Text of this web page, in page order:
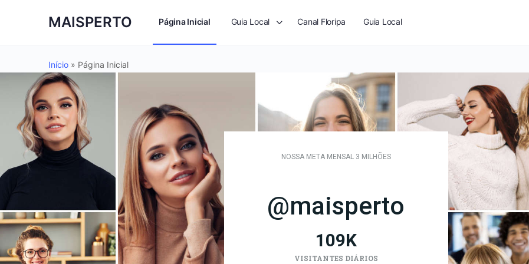
MAISPERTO Página Inicial Guia Local Canal Floripa Guia Local
Início » Página Inicial
NOSSA META MENSAL 3 MILHÕES
@maisperto
VISITANTES DIÁRIOS
109K